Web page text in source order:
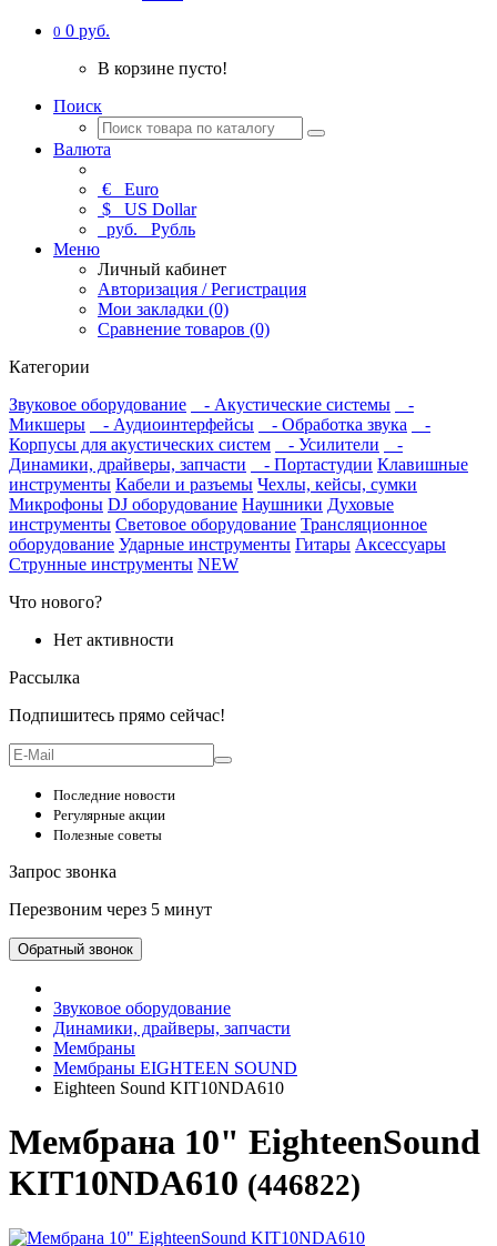
0 0 руб.
В корзине пусто!
Поиск
Валюта
€ Euro
$ US Dollar
руб. Рубль
Меню
Личный кабинет
Авторизация / Регистрация
Мои закладки (0)
Сравнение товаров (0)
Категории
Звуковое оборудование
- Акустические системы
-
Микшеры
- Аудиоинтерфейсы - Обработка звука
-
Корпусы для акустических систем
- Усилители
-
Динамики, драйверы, запчасти
- Портастудии Клавишные
инструменты Кабели и разъемы Чехлы, кейсы, сумки
Микрофоны DJ оборудование Наушники Духовые
инструменты Световое оборудование Трансляционное
оборудование Ударные инструменты Гитары Аксессуары
Струнные инструменты NEW
Что нового?
Нет активности
Рассылка
Подпишитесь прямо сейчас!
Последние новости
Регулярные акции
Полезные советы
Запрос звонка
Перезвоним через 5 минут
Обратный звонок
Звуковое оборудование
Динамики, драйверы, запчасти
Мембраны
Мембраны EIGHTEEN SOUND
Eighteen Sound KIT10NDA610
Мембрана 10" EighteenSound
KIT10NDA610 (446822)